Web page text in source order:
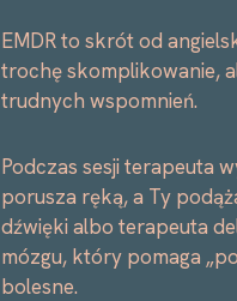
EMDR to skrót od
trochę skomplikowanie,
trudnych wspomnień.
Podczas sesji terapeuta
porusza ręką, a Ty
dźwięki albo terapeuta
mózgu, który pomaga
bolesne.